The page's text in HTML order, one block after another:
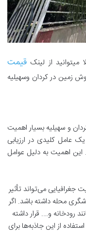
از لینک قیمت
زمین در کردان وسهیلیه
و سهیلیه بسیار اهمیت
عامل کلیدی در ارزیابی
اهمیت به دلیل عوامل
می‌تواند تأثیر
محله داشته باشد. اگر
رودخانه و…. قرار داشته
از این جاذبه‌ها برای